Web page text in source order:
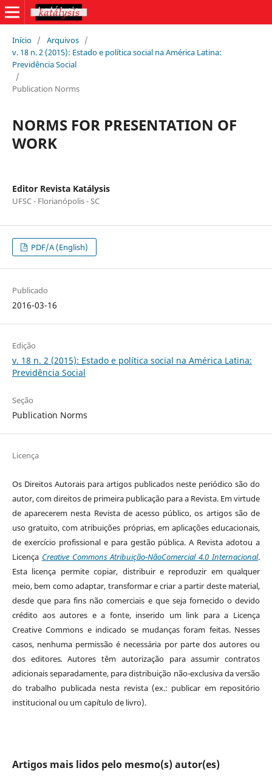
Início / Arquivos /
v. 18 n. 2 (2015): Estado e política social na América Latina:
Previdência Social
/
Publication Norms
NORMS FOR PRESENTATION OF
WORK
Editor Revista Katálysis
UFSC - Florianópolis - SC
PDF/A (English)
Publicado
2016-03-16
Edição
v. 18 n. 2 (2015): Estado e política social na América Latina:
Previdência Social
Seção
Publication Norms
Licença
Os Direitos Autorais para artigos publicados neste periódico são do
autor, com direitos de primeira publicação para a Revista. Em virtude
de aparecerem nesta Revista de acesso público, os artigos são de
uso gratuito, com atribuições próprias, em aplicações educacionais,
de exercício profissional e para gestão pública. A Revista adotou a
Licença Creative Commons Atribuição-NãoComercial 4.0 Internacional.
Esta licença permite copiar, distribuir e reproduzir em qualquer
meio, bem como adaptar, transformar e criar a partir deste material,
desde que para fins não comerciais e que seja fornecido o devido
crédito aos autores e a fonte, inserido um link para a Licença
Creative Commons e indicado se mudanças foram feitas. Nesses
casos, nenhuma permissão é necessária por parte dos autores ou
dos editores.Autores têm autorização para assumir contratos
adicionais separadamente, para distribuição não-exclusiva da versão
do trabalho publicada nesta revista (ex.: publicar em repositório
institucional ou um capítulo de livro).
Artigos mais lidos pelo mesmo(s) autor(es)